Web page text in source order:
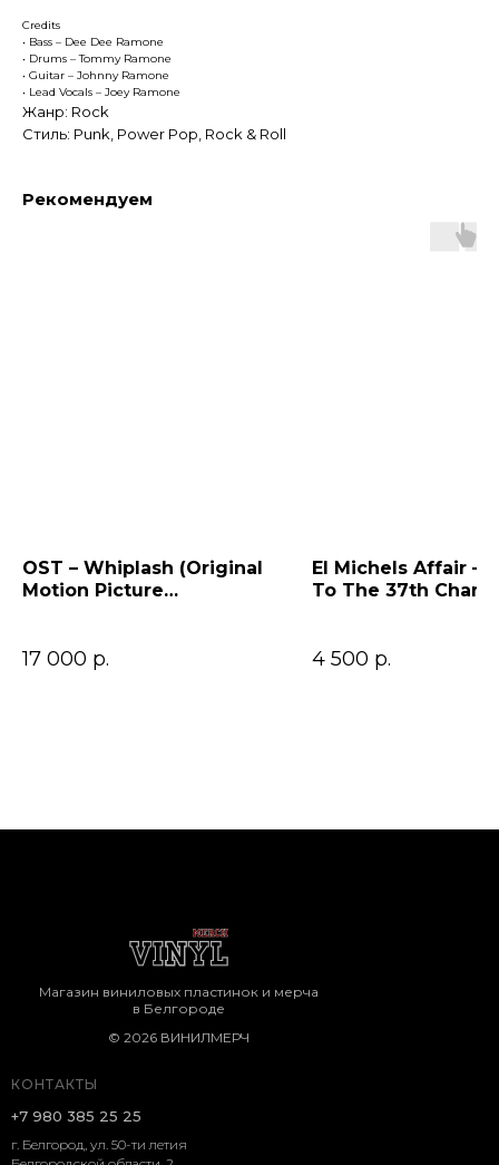
Credits
• Bass – Dee Dee Ramone
• Drums – Tommy Ramone
• Guitar – Johnny Ramone
• Lead Vocals – Joey Ramone
Жанр: Rock
Стиль: Punk, Power Pop, Rock & Roll
Рекомендуем
OST – Whiplash (Original
Motion Picture
17 000 р.
El Michels Affair –
To The 37th
4 500 р.
КОНТАКТЫ
г. Белгород, ул. 50-ти летия
+7 980 385 25 25
Магазин виниловых пластинок и мерча
в Белгороде
© 2026 ВИНИЛМЕРЧ